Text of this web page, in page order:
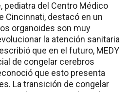
pediatra del Centro Médico
Cincinnati, destacó en un
organoides son muy
la atención sanitaria
que en el futuro, MEDY
de congelar cerebros
que esto presenta
La transición de congelar